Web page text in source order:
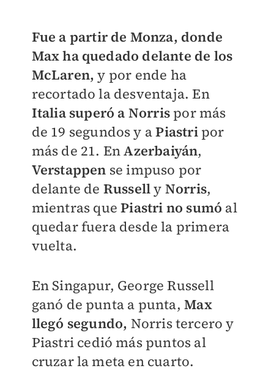
Fue a partir de Monza, donde
Max ha quedado delante de los
McLaren, y por ende ha
recortado la desventaja. En
Italia superó a Norris por más
de 19 segundos y aPiastri por
más de 21. EnAzerbaiyán,
Verstappen se impuso por
delante de Russelly Norris,
mientras quePiastri no sumó al
quedar fuera desde la primera
vuelta.
En Singapur, George Russell
ganó de punta a punta,Max
llegó segundo, Norris tercero y
Piastri cedió más puntos al
cruzar la meta en cuarto.